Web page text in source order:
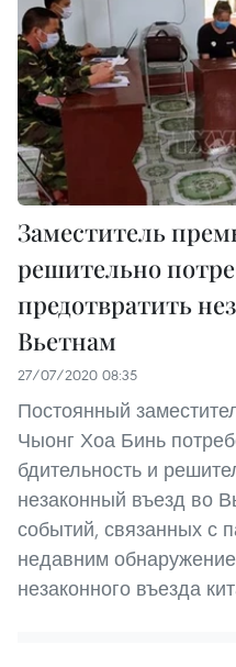
Заместитель
решительно
предотвратить
Вьетнам
27/07/2020 08:35
Постоянный
Чыонг Хоа Бинь
бдительность и
незаконный въезд во
событий, связанных с
недавним
незаконного въезда